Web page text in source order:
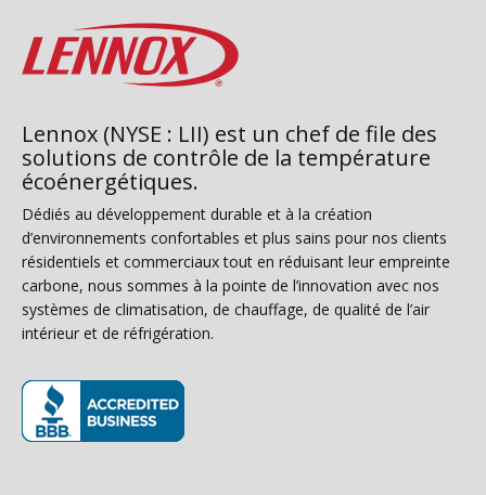
Lennox (NYSE : LII) est un chef de file des
solutions de contrôle de la température
écoénergétiques.
Dédiés au développement durable et à la création
d’environnements confortables et plus sains pour nos clients
résidentiels et commerciaux tout en réduisant leur empreinte
carbone, nous sommes à la pointe de l’innovation avec nos
systèmes de climatisation, de chauffage, de qualité de l’air
intérieur et de réfrigération.